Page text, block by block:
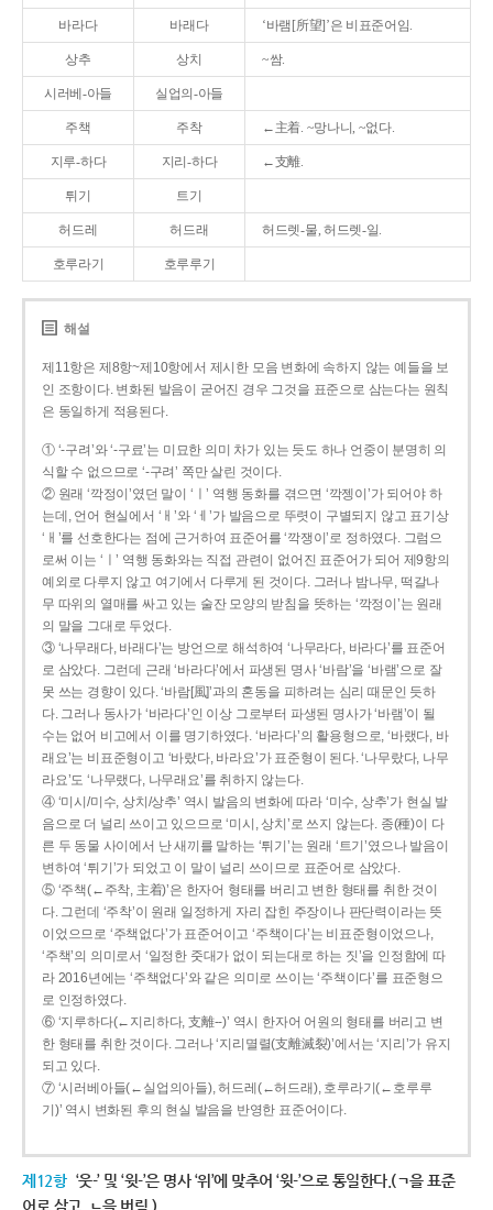
바라다 바래다 ‘바램[所望]’은 비표준어임.
상추 상치 ~쌈.
시러베-아들 실업의-아들
주책 주착 ←主着. ~망나니, ~없다.
지루-하다 지리-하다 ←支離.
튀기 트기
허드레 허드래 허드렛-물, 허드렛-일.
호루라기 호루루기
해설
제11항은 제8항~제10항에서 제시한 모음 변화에 속하지 않는 예들을 보
인 조항이다. 변화된 발음이 굳어진 경우 그것을 표준으로 삼는다는 원칙
은 동일하게 적용된다.
① ‘-구려’와 ‘-구료’는 미묘한 의미 차가 있는 듯도 하나 언중이 분명히 의
식할 수 없으므로 ‘-구려’ 쪽만 살린 것이다.
② 원래 ‘깍정이’였던 말이 ‘ㅣ’ 역행 동화를 겪으면 ‘깍젱이’가 되어야 하
는데, 언어 현실에서 ‘ㅐ’와 ‘ㅔ’가 발음으로 뚜렷이 구별되지 않고 표기상
‘ㅐ’를 선호한다는 점에 근거하여 표준어를 ‘깍쟁이’로 정하였다. 그럼으
로써 이는 ‘ㅣ’ 역행 동화와는 직접 관련이 없어진 표준어가 되어 제9항의
예외로 다루지 않고 여기에서 다루게 된 것이다. 그러나 밤나무, 떡갈나
무 따위의 열매를 싸고 있는 술잔 모양의 받침을 뜻하는 ‘깍정이’는 원래
의 말을 그대로 두었다.
③ ‘나무래다, 바래다’는 방언으로 해석하여 ‘나무라다, 바라다’를 표준어
로 삼았다. 그런데 근래 ‘바라다’에서 파생된 명사 ‘바람’을 ‘바램’으로 잘
못 쓰는 경향이 있다. ‘바람[風]’과의 혼동을 피하려는 심리 때문인 듯하
다. 그러나 동사가 ‘바라다’인 이상 그로부터 파생된 명사가 ‘바램’이 될
수는 없어 비고에서 이를 명기하였다. ‘바라다’의 활용형으로, ‘바랬다, 바
래요’는 비표준형이고 ‘바랐다, 바라요’가 표준형이 된다. ‘나무랐다, 나무
라요’도 ‘나무랬다, 나무래요’를 취하지 않는다.
④ ‘미시/미수, 상치/상추’ 역시 발음의 변화에 따라 ‘미수, 상추’가 현실 발
음으로 더 널리 쓰이고 있으므로 ‘미시, 상치’로 쓰지 않는다. 종(種)이 다
른 두 동물 사이에서 난 새끼를 말하는 ‘튀기’는 원래 ‘트기’였으나 발음이
변하여 ‘튀기’가 되었고 이 말이 널리 쓰이므로 표준어로 삼았다.
⑤ ‘주책(←주착, 主着)’은 한자어 형태를 버리고 변한 형태를 취한 것이
다. 그런데 ‘주착’이 원래 일정하게 자리 잡힌 주장이나 판단력이라는 뜻
이었으므로 ‘주책없다’가 표준어이고 ‘주책이다’는 비표준형이었으나,
‘주책’의 의미로서 ‘일정한 줏대가 없이 되는대로 하는 짓’을 인정함에 따
라 2016년에는 ‘주책없다’와 같은 의미로 쓰이는 ‘주책이다’를 표준형으
로 인정하였다.
⑥ ‘지루하다(←지리하다, 支離--)’ 역시 한자어 어원의 형태를 버리고 변
한 형태를 취한 것이다. 그러나 ‘지리멸렬(支離滅裂)’에서는 ‘지리’가 유지
되고 있다.
⑦ ‘시러베아들(←실업의아들), 허드레(←허드래), 호루라기(←호루루
기)’ 역시 변화된 후의 현실 발음을 반영한 표준어이다.
제12항 ‘웃-’ 및 ‘윗-’은 명사 ‘위’에 맞추어 ‘윗-’으로 통일한다.(ㄱ을 표준
어로 삼고, ㄴ을 버림.)